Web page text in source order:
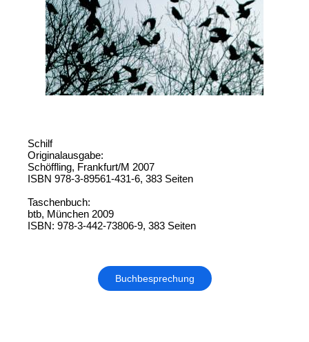
Schilf
Originalausgabe:
Schöffling, Frankfurt/M 2007
ISBN 978-3-89561-431-6, 383 Seiten
Taschenbuch:
btb, München 2009
ISBN: 978-3-442-73806-9, 383 Seiten
Buchbesprechung